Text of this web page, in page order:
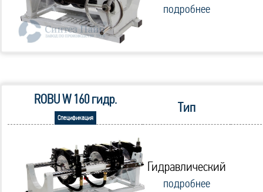
подробнее
ROBU W 160 гидр.
Спецификация
Тип
Гидравлический
подробнее